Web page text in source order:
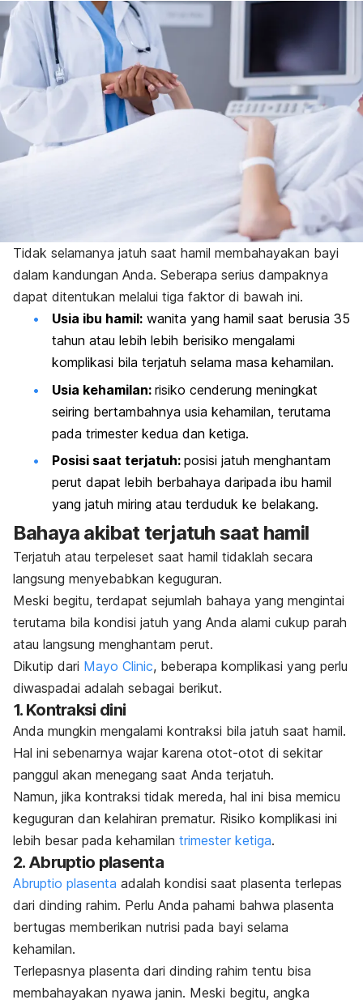
Tidak selamanya jatuh saat hamil membahayakan bayi
dalam kandungan Anda. Seberapa serius dampaknya
dapat ditentukan melalui tiga faktor di bawah ini.
Usia ibu hamil: wanita yang hamil saat berusia 35
tahun atau lebih lebih berisiko mengalami
komplikasi bila terjatuh selama masa kehamilan.
Usia kehamilan: risiko cenderung meningkat
seiring bertambahnya usia kehamilan, terutama
pada trimester kedua dan ketiga.
Posisi saat terjatuh: posisi jatuh menghantam
perut dapat lebih berbahaya daripada ibu hamil
yang jatuh miring atau terduduk ke belakang.
Bahaya akibat terjatuh saat hamil
Terjatuh atau terpeleset saat hamil tidaklah secara
langsung menyebabkan keguguran.
Meski begitu, terdapat sejumlah bahaya yang mengintai
terutama bila kondisi jatuh yang Anda alami cukup parah
atau langsung menghantam perut.
Dikutip dari Mayo Clinic, beberapa komplikasi yang perlu
diwaspadai adalah sebagai berikut.
1. Kontraksi dini
Anda mungkin mengalami kontraksi bila jatuh saat hamil.
Hal ini sebenarnya wajar karena otot-otot di sekitar
panggul akan menegang saat Anda terjatuh.
Namun, jika kontraksi tidak mereda, hal ini bisa memicu
keguguran dan kelahiran prematur. Risiko komplikasi ini
lebih besar pada kehamilan trimester ketiga.
2. Abruptio plasenta
Abruptio plasenta adalah kondisi saat plasenta terlepas
dari dinding rahim. Perlu Anda pahami bahwa plasenta
bertugas memberikan nutrisi pada bayi selama
kehamilan.
Terlepasnya plasenta dari dinding rahim tentu bisa
membahayakan nyawa janin. Meski begitu, angka